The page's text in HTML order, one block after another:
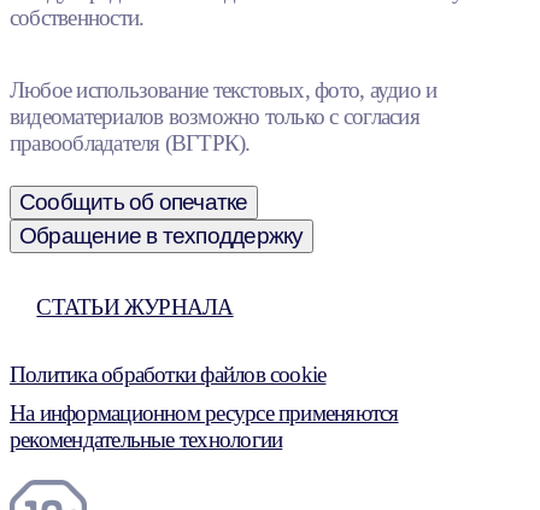
собственности.
Любое использование текстовых, фото, аудио и
видеоматериалов возможно только с согласия
правообладателя (ВГТРК).
Сообщить об опечатке
Обращение в техподдержку
СТАТЬИ ЖУРНАЛА
Политика обработки файлов cookie
На информационном ресурсе применяются
рекомендательные технологии